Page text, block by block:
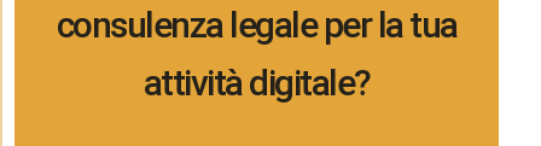
consulenza legale per la tua
attività digitale?